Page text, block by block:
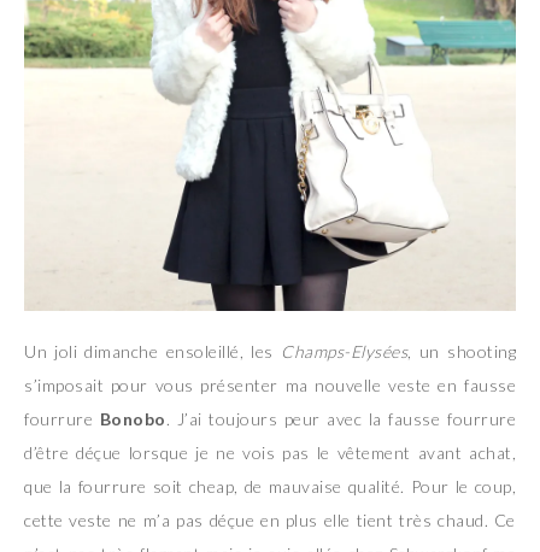
Un joli dimanche ensoleillé, les Champs-Elysées, un shooting
s’imposait pour vous présenter ma nouvelle veste en fausse
fourrure Bonobo. J’ai toujours peur avec la fausse fourrure
d’être déçue lorsque je ne vois pas le vêtement avant achat,
que la fourrure soit cheap, de mauvaise qualité. Pour le coup,
cette veste ne m’a pas déçue en plus elle tient très chaud. Ce